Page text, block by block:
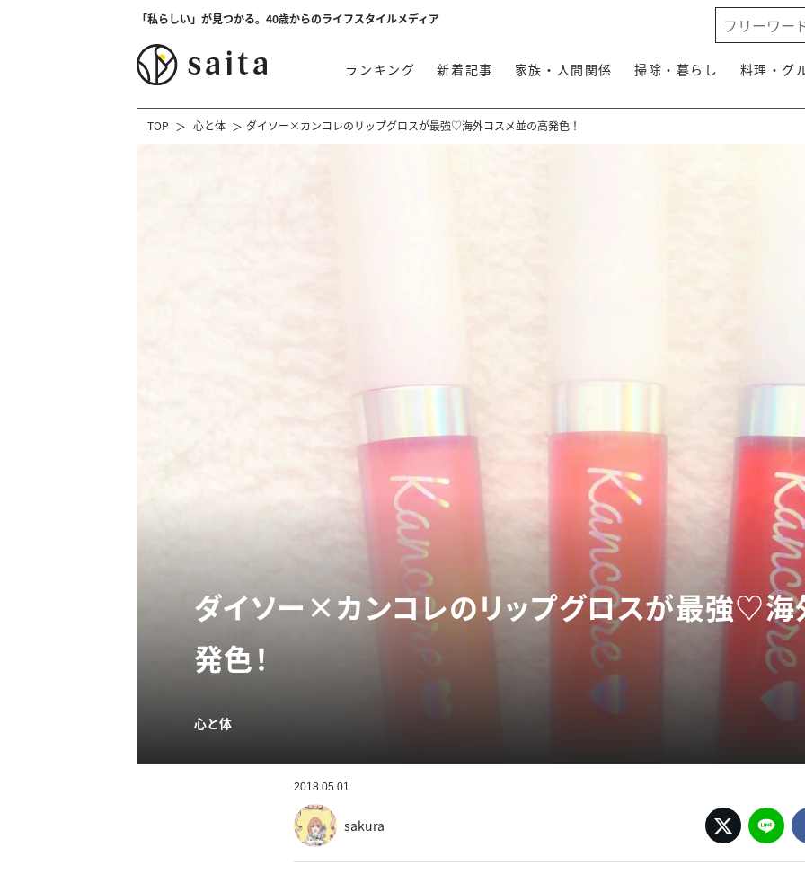
「私らしい」が見つかる。40歳からのライフスタイルメディア
ランキング 新着記事 家族・人間関係 掃除・暮らし 料理・グ
TOP 心と体 ダイソー×カンコレのリップグロスが最強♡海外コスメ並の高発色！
ダイソー×カンコレのリップグロスが最強♡海
発色！
心と体
2018.05.01
sakura